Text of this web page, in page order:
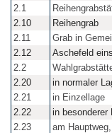
2.1
2.10
Reihengrab
2.11
Grab in
2.12
Aschefeld
2.2
2.20
in normaler
2.21
in Einzellage
2.22
in besonderer
2.23
am